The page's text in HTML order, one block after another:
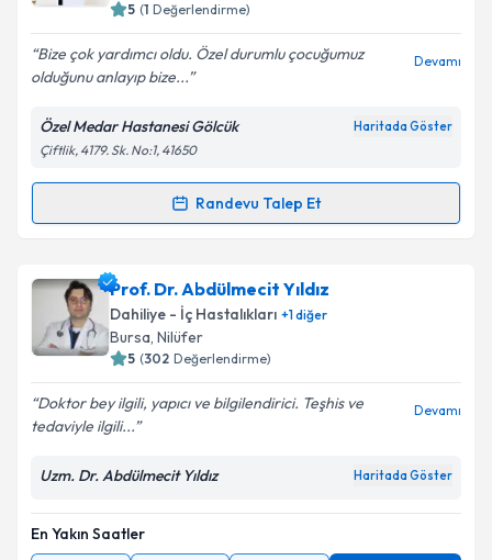
Kişisel verilerimin işlenmesine ilişkin
kapsamda işlenmesini kabul ediyorum.
Takvim Talebini Gönder
5 (1 Değerlendirme)
Bize çok yardımcı oldu. Özel durumlu çocuğumuz
olduğunu anlayıp bize...
Devamı
Özel Medar Hastanesi Gölcük Haritada Göster
Çiftlik, 4179. Sk. No:1, 41650
Randevu Talep Et
Randevu Takvimi Talebi
Uzm. Dr. Elvin Jalilliiçin randevu takvimi talebi
oluşturun. Size bu uzmandan randevu almanız için bir
takvim hazırlandığında e-posta ile bilgilendireceğiz.
Kişisel verilerimin işlenmesine ilişkin
Aydınlatma
kapsamda işlenmesini kabul ediyorum.
Prof. Dr. Abdülmecit Yıldız
Dahiliye - İç Hastalıkları +1diğer
Bursa, Nilüfer
5 (302 Değerlendirme)
Doktor bey ilgili, yapıcı ve bilgilendirici. Teşhis ve
tedaviyle ilgili...
Devamı
Uzm. Dr. Abdülmecit Yıldız Haritada Göster
En Yakın Saatler